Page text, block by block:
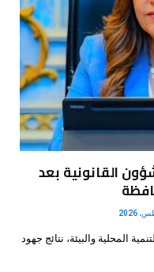
والشؤون القانونية بعد
المحلية والبيئة، نتائج جهود